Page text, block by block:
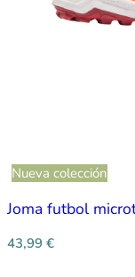
Nueva colección
Joma futbol
43,99 €